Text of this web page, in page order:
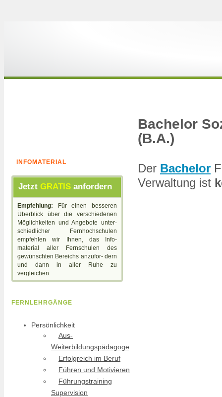
Bachelor
(B.A.)
Der Bachelor
Verwaltung ist
INFOMATERIAL
Jetzt GRATIS anfordern
Empfehlung: Für einen besseren
Überblick über die verschiedenen
Möglichkeiten und Angebote unter-
schiedlicher Fernhochschulen
empfehlen wir Ihnen, das Info-
material aller Fernschulen des
gewünschten Bereichs anzufor- dern
und dann in aller Ruhe zu
vergleichen.
FERNLEHRGÄNGE
Persönlichkeit
Aus-
Weiterbildungspädagoge
Erfolgreich im Beruf
Führen und Motivieren
Führungstraining
Supervision